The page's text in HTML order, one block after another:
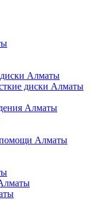
диски Алматы
диски Алматы
Алматы
помощи Алматы